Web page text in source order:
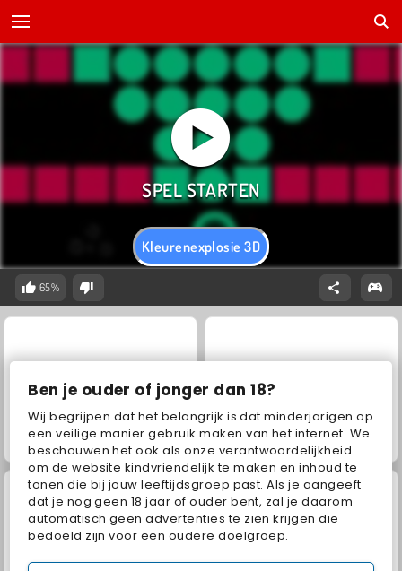
Ben je ouder of jonger dan 18?
Wij begrijpen dat het belangrijk is dat minderjarigen op
een veilige manier gebruik maken van het internet. We
beschouwen het ook als onze verantwoordelijkheid
om de website kindvriendelijk te maken en inhoud te
tonen die bij jouw leeftijdsgroep past. Als je aangeeft
dat je nog geen 18 jaar of ouder bent, zal je daarom
automatisch geen advertenties te zien krijgen die
bedoeld zijn voor een oudere doelgroep.
Kleurenexplosie 3D
65%
Juice Merge Jewel Garden Story